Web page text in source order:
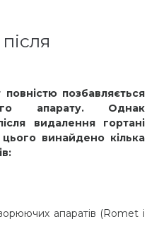
повністю позбавляється
апарату. Однак
видалення гортані
винайдено кілька
апаратів (Romet і